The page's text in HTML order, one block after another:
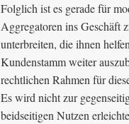
Folglich ist es gerade für
Aggregatoren ins Geschäft
unterbreiten, die ihnen
Kundenstamm weiter
rechtlichen Rahmen für
Es wird nicht zur
beidseitigen Nutzen